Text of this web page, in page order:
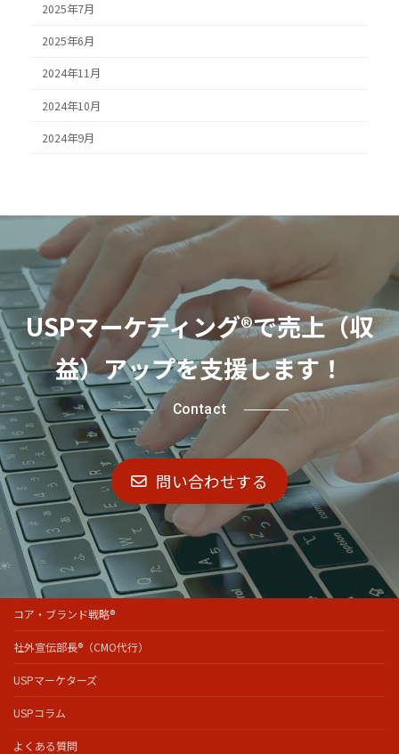
2025年7月
2025年6月
2024年11月
2024年10月
2024年9月
USPマーケティング®で売上（収
益）アップを支援します！
Contact
問い合わせする
コア・ブランド戦略®
社外宣伝部長®（CMO代行）
USPマーケターズ
USPコラム
よくある質問